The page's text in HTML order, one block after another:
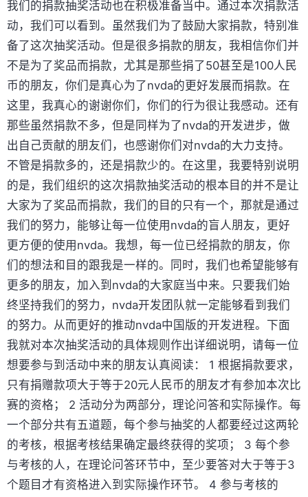
我们的捐款抽奖活动也在积极准备当中。通过本次捐款活
动，我们可以看到。虽然我们为了鼓励大家捐款，特别准
备了这次抽奖活动。但是很多捐款的朋友，我相信你们并
不是为了奖品而捐款，尤其是那些捐了50甚至是100人民
币的朋友，你们是真心为了nvda的更好发展而捐款。在
这里，我真心的谢谢你们，你们的行为很让我感动。还有
那些虽然捐款不多，但是同样为了nvda的开发进步，做
出自己贡献的朋友们，也感谢你们对nvda的大力支持。
不管是捐款多的，还是捐款少的。在这里，我要特别说明
的是，我们组织的这次捐款抽奖活动的根本目的并不是让
大家为了奖品而捐款，我们的目的只有一个，那就是通过
我们的努力，能够让每一位使用nvda的盲人朋友，更好
更方便的使用nvda。我想，每一位已经捐款的朋友，你
们的想法和目的跟我是一样的。同时，我们也希望能够有
更多的朋友，加入到nvda的大家庭当中来。只要我们始
终坚持我们的努力，nvda开发团队就一定能够看到我们
的努力。从而更好的推动nvda中国版的开发进程。下面
我就对本次抽奖活动的具体规则作出详细说明，请每一位
想要参与到活动中来的朋友认真阅读： 1 根据捐款要求，
只有捐赠款项大于等于20元人民币的朋友才有参加本次比
赛的资格； 2 活动分为两部分，理论问答和实际操作。每
一个部分共有五道题，每个参与抽奖的人都要经过这两轮
的考核，根据考核结果确定最终获得的奖项； 3 每个参
与考核的人，在理论问答环节中，至少要答对大于等于3
个题目才有资格进入到实际操作环节。 4 参与考核的